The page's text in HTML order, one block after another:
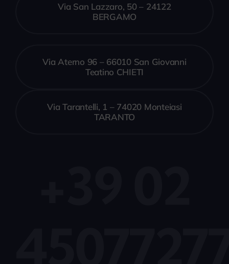
Via San Lazzaro, 50 – 24122
BERGAMO
Via Aterno 96 – 66010 San Giovanni
Teatino CHIETI
Via Tarantelli, 1 – 74020 Monteiasi
TARANTO